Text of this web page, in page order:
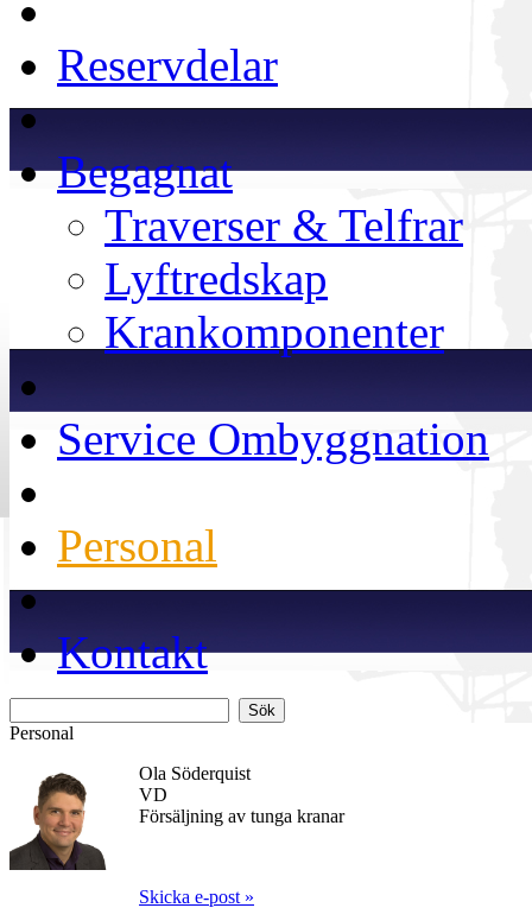
Reservdelar
Begagnat
Traverser & Telfrar
Lyftredskap
Krankomponenter
Service Ombyggnation
Personal
Kontakt
Personal
Ola Söderquist
VD
Försäljning av tunga kranar
Skicka e-post »